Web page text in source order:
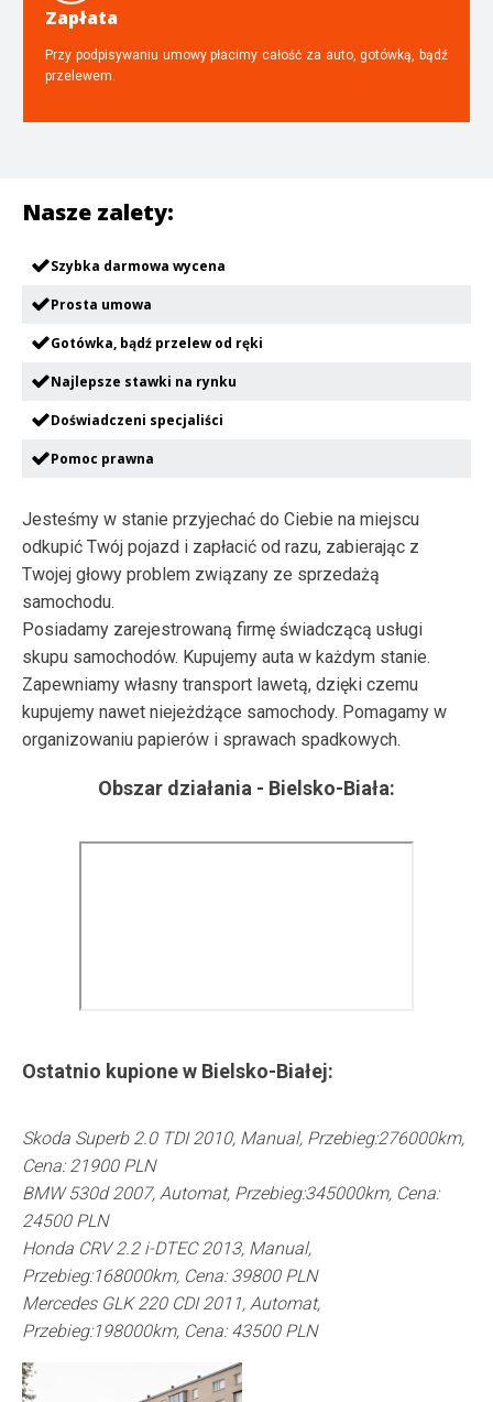
Zapłata
Przy podpisywaniu umowy płacimy całość za auto, gotówką, bądź
przelewem.
Nasze zalety:
Szybka darmowa wycena
Prosta umowa
Gotówka, bądź przelew od ręki
Najlepsze stawki na rynku
Doświadczeni specjaliści
Pomoc prawna
Jesteśmy w stanie przyjechać do Ciebie na miejscu
odkupić Twój pojazd i zapłacić od razu, zabierając z
Twojej głowy problem związany ze sprzedażą
samochodu.
Posiadamy zarejestrowaną firmę świadczącą usługi
skupu samochodów. Kupujemy auta w każdym stanie.
Zapewniamy własny transport lawetą, dzięki czemu
kupujemy nawet niejeżdżące samochody. Pomagamy w
organizowaniu papierów i sprawach spadkowych.
Obszar działania - Bielsko-Biała:
Ostatnio kupione w Bielsko-Białej:
Skoda Superb 2.0 TDI 2010, Manual, Przebieg:276000km,
Cena: 21900 PLN
BMW 530d 2007, Automat, Przebieg:345000km, Cena:
24500 PLN
Honda CRV 2.2 i-DTEC 2013, Manual,
Przebieg:168000km, Cena: 39800 PLN
Mercedes GLK 220 CDI 2011, Automat,
Przebieg:198000km, Cena: 43500 PLN